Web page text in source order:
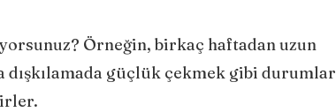
Örneğin, birkaç haftadan uzun
dışkılamada güçlük çekmek gibi durumlar